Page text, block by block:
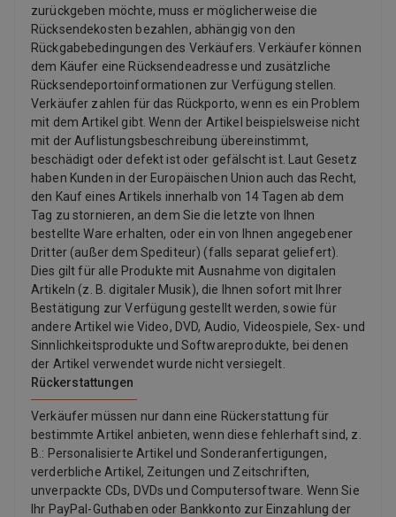
zurückgeben möchte, muss er möglicherweise die
Rücksendekosten bezahlen, abhängig von den
Rückgabebedingungen des Verkäufers. Verkäufer können
dem Käufer eine Rücksendeadresse und zusätzliche
Rücksendeportoinformationen zur Verfügung stellen.
Verkäufer zahlen für das Rückporto, wenn es ein Problem
mit dem Artikel gibt. Wenn der Artikel beispielsweise nicht
mit der Auflistungsbeschreibung übereinstimmt,
beschädigt oder defekt ist oder gefälscht ist. Laut Gesetz
haben Kunden in der Europäischen Union auch das Recht,
den Kauf eines Artikels innerhalb von 14 Tagen ab dem
Tag zu stornieren, an dem Sie die letzte von Ihnen
bestellte Ware erhalten, oder ein von Ihnen angegebener
Dritter (außer dem Spediteur) (falls separat geliefert).
Dies gilt für alle Produkte mit Ausnahme von digitalen
Artikeln (z. B. digitaler Musik), die Ihnen sofort mit Ihrer
Bestätigung zur Verfügung gestellt werden, sowie für
andere Artikel wie Video, DVD, Audio, Videospiele, Sex- und
Sinnlichkeitsprodukte und Softwareprodukte, bei denen
der Artikel verwendet wurde nicht versiegelt.
Rückerstattungen
Verkäufer müssen nur dann eine Rückerstattung für
bestimmte Artikel anbieten, wenn diese fehlerhaft sind, z.
B.: Personalisierte Artikel und Sonderanfertigungen,
verderbliche Artikel, Zeitungen und Zeitschriften,
unverpackte CDs, DVDs und Computersoftware. Wenn Sie
Ihr PayPal-Guthaben oder Bankkonto zur Einzahlung der